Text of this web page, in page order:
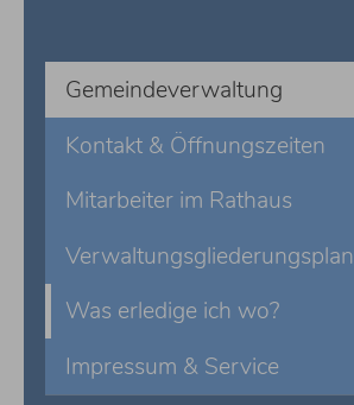
Gemeindeverwaltung
Kontakt & Öffnungszeiten
Mitarbeiter im Rathaus
Verwaltungsgliederungsplan
Was erledige ich wo?
Impressum & Service